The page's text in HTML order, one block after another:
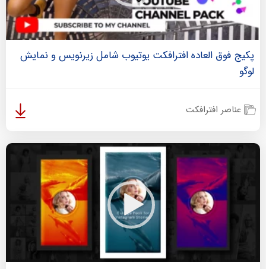
پکیج فوق العاده افترافکت یوتیوب شامل زیرنویس و نمایش
لوگو
عناصر افترافکت